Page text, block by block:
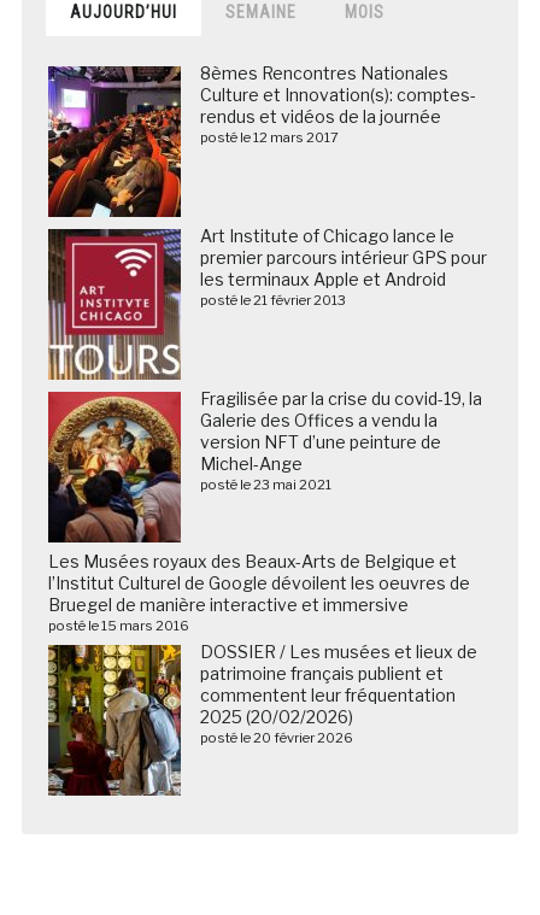
AUJOURD’HUI SEMAINE MOIS
8èmes Rencontres Nationales
Culture et Innovation(s): comptes-
rendus et vidéos de la journée
posté le 12 mars 2017
Art Institute of Chicago lance le
premier parcours intérieur GPS pour
les terminaux Apple et Android
posté le 21 février 2013
Fragilisée par la crise du covid-19, la
Galerie des Offices a vendu la
version NFT d’une peinture de
Michel-Ange
posté le 23 mai 2021
Les Musées royaux des Beaux-Arts de Belgique et
l’Institut Culturel de Google dévoilent les oeuvres de
Bruegel de manière interactive et immersive
posté le 15 mars 2016
DOSSIER / Les musées et lieux de
patrimoine français publient et
commentent leur fréquentation
2025 (20/02/2026)
posté le 20 février 2026